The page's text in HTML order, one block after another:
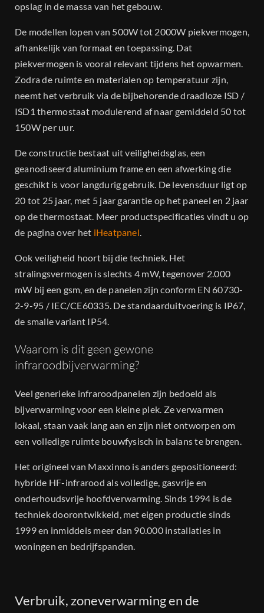
opslag in de massa van het gebouw.
De modellen lopen van 500W tot 2000W piekvermogen,
afhankelijk van formaat en toepassing. Dat
piekvermogen is vooral relevant tijdens het opwarmen.
Zodra de ruimte en materialen op temperatuur zijn,
neemt het verbruik via de bijbehorende draadloze ISD /
ISD1 thermostaat modulerend af naar gemiddeld 50 tot
150W per uur.
De constructie bestaat uit veiligheidsglas, een
geanodiseerd aluminium frame en een afwerking die
geschikt is voor langdurig gebruik. De levensduur ligt op
20 tot 25 jaar, met 5 jaar garantie op het paneel en 2 jaar
op de thermostaat. Meer productspecificaties vindt u op
de pagina over het iHeatpanel.
Ook veiligheid hoort bij die techniek. Het
stralingsvermogen is slechts 4 mW, tegenover 2.000
mW bij een gsm, en de panelen zijn conform EN 60730-
2-9-95 / IEC/CE60335. De standaarduitvoering is IP67,
de smalle variant IP54.
Waarom is dit geen gewone
infraroodbijverwarming?
Veel generieke infraroodpanelen zijn bedoeld als
bijverwarming voor een kleine plek. Ze verwarmen
lokaal, staan vaak lang aan en zijn niet ontworpen om
een volledige ruimte bouwfysisch in balans te brengen.
Het origineel van Maxxinno is anders gepositioneerd:
hybride HF-infrarood als volledige, gasvrije en
onderhoudsvrije hoofdverwarming. Sinds 1994 is de
techniek doorontwikkeld, met eigen productie sinds
1999 en inmiddels meer dan 90.000 installaties in
woningen en bedrijfspanden.
Verbruik, zoneverwarming en de